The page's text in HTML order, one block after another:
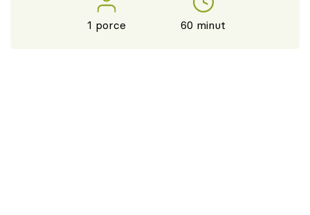
1 porce 60 minut